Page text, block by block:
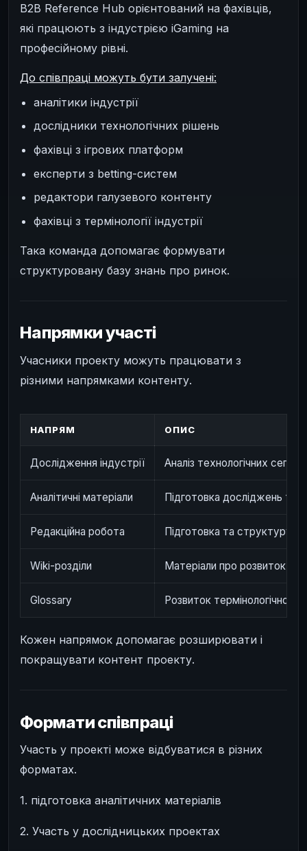
B2B Reference Hub орієнтований на фахівців,
які працюють з індустрією iGaming на
професійному рівні.
До співпраці можуть бути залучені:
аналітики індустрії
дослідники технологічних рішень
фахівці з ігрових платформ
експерти з betting-систем
редактори галузевого контенту
фахівці з термінології індустрії
Така команда допомагає формувати
структуровану базу знань про ринок.
Напрямки участі
Учасники проекту можуть працювати з
різними напрямками контенту.
НАПРЯМ ОПИС
Дослідження індустрії Аналіз технологічних
Аналітичні матеріали Підготовка досліджень та
Редакційна робота Підготовка та
Wiki-розділи Матеріали про розвиток
Glossary Розвиток термінологічної
Кожен напрямок допомагає розширювати і
покращувати контент проекту.
Формати співпраці
Участь у проекті може відбуватися в різних
форматах.
1. підготовка аналітичних матеріалів
2. Участь у дослідницьких проектах